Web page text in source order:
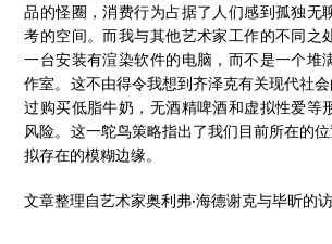
品的怪圈，消费行为占据了人们感到孤独无
考的空间。而我与其他艺术家工作的不同之
一台安装有渲染软件的电脑，而不是一个堆
作室。这不由得令我想到齐泽克有关现代社
过购买低脂牛奶，无酒精啤酒和虚拟性爱等
风险。这一鸵鸟策略指出了我们目前所在的
拟存在的模糊边缘。
文章整理自艺术家奥利弗·海德谢克与毕昕的